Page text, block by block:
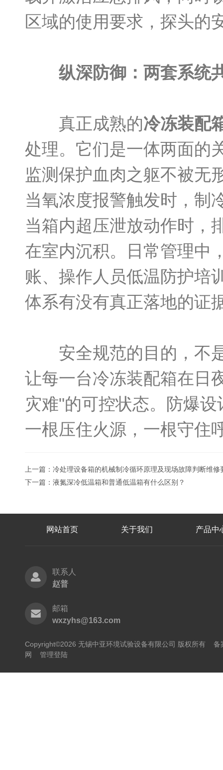
区域的使用要求，探头的
纵深防御：两套系统
真正成熟的冷冻装配
处理。它们是一体两面的
监测保护血肉之躯不被
当氧浓度报警触发时，制
当箱内超压泄放动作时，
在室内沉积。日常管理中
账、操作人员低温防护培
体系有没有真正落地的证
安全规范的目的，不是
让每一台冷冻装配箱在日
灾难"的可控状态。防爆
一根压住火源，一根守住
上一篇： 冷处理设备箱的机械制冷循环原理及现场故障判断维修
下一篇： 液氮深冷低温箱和普通低温箱有什么区别？
网站首页 关于我们 产品中
联系人
赵普
邮箱
wxzyhs@163.com
Copyright©2026 无锡中亚环境试验设备有限公司 版权所有 备
网
管理登陆